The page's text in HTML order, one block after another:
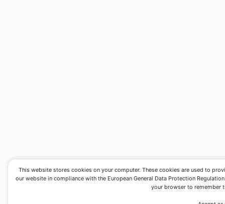
This website stores cookies on your computer. These cookies are used to
our website in compliance with the European General Data Protection
your browser to remember